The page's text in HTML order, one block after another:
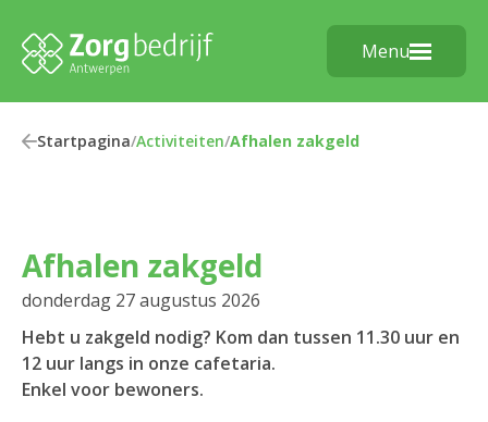
Menu
Startpagina/Activiteiten/Afhalen zakgeld
Afhalen zakgeld
donderdag 27 augustus 2026
Hebt u zakgeld nodig? Kom dan tussen 11.30 uur en
12 uur langs in onze cafetaria.
Enkel voor bewoners.